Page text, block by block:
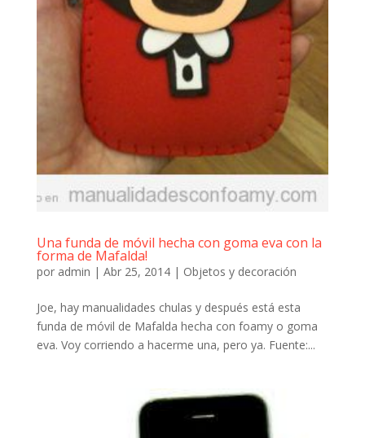
Una funda de móvil hecha con goma eva con la
forma de Mafalda!
por admin | Abr 25, 2014| Objetos y decoración
Joe, hay manualidades chulas y después está esta
funda de móvil de Mafalda hecha con foamy o goma
eva. Voy corriendo a hacerme una, pero ya. Fuente:...